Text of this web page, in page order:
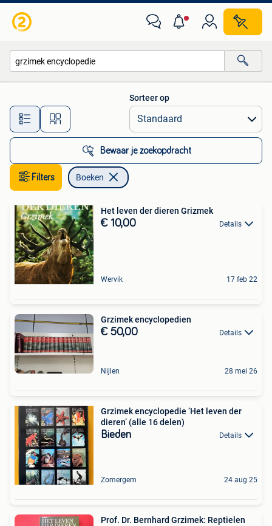
Alle afstanden…
Sorteer op
Bewaar je zoekopdracht
Filters Boeken
Het leven der dieren Grizmek
€ 10,00 Details
Wervik 17 feb 22
Grzimek encyclopedien
€ 50,00 Details
Nijlen 28 mei 26
Grzimek encyclopedie ‘Het leven der
dieren’ (alle 16 delen)
Bieden Details
Zomergem 24 aug 25
Prof. Dr. Bernhard Grzimek: Reptielen